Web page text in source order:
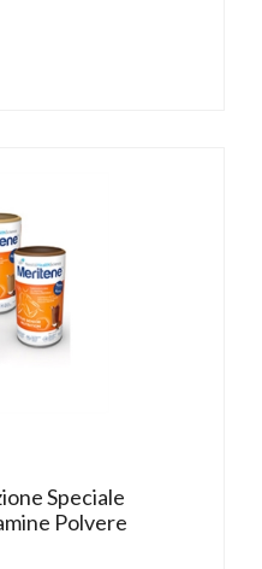
Speciale
Polvere